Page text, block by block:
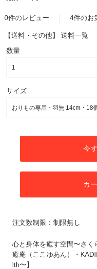
0件のレビュー 4件のお
【送料・その他】 送料一覧
数量
サイズ
今
カ
注文数制限：制限無し
心と身体を癒す空間〜さ
癒庵（ここゆあん）・
lth〜】